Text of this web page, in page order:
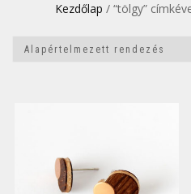
Kezdőlap / “tölgy”